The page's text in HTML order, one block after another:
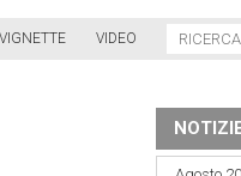
VIGNETTE VIDEO